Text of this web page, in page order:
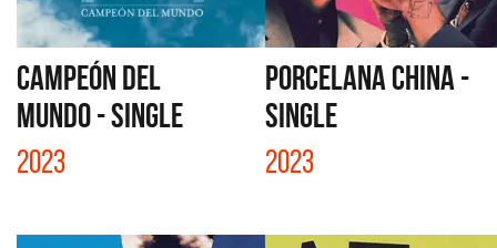
CAMPEÓN DEL
MUNDO - SINGLE
2023
PORCELANA CHINA -
SINGLE
2023